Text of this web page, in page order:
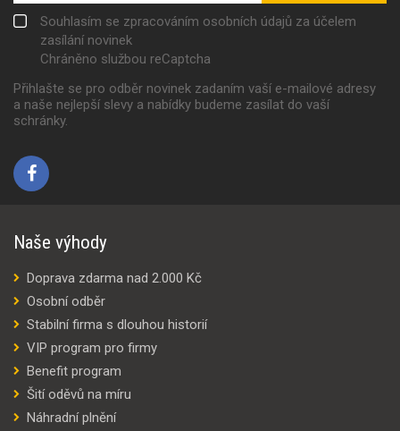
Souhlasím se zpracováním osobních údajů za účelem
zasílání novinek
Chráněno službou reCaptcha
Přihlašte se pro odběr novinek zadaním vaší e-mailové adresy
a naše nejlepší slevy a nabídky budeme zasílat do vaší
schránky.
Naše výhody
Doprava zdarma nad 2.000 Kč
Osobní odběr
Stabilní firma s dlouhou historií
VIP program pro firmy
Benefit program
Šití oděvů na míru
Náhradní plnění